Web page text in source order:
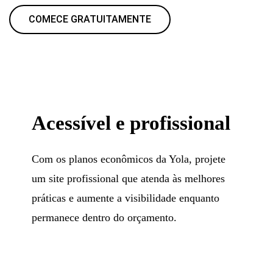
COMECE GRATUITAMENTE
Acessível e profissional
Com os planos econômicos da Yola, projete
um site profissional que atenda às melhores
práticas e aumente a visibilidade enquanto
permanece dentro do orçamento.